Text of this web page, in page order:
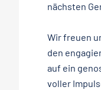
nächsten
Wir freuen
den
auf ein
voller